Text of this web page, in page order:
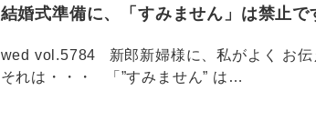
結婚式準備に、「すみません」は禁止で
wed vol.5784 新郎新婦様に、私がよく お
それは・・・ 「”すみません” は…